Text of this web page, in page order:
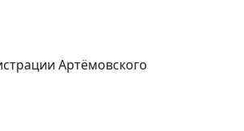
Артёмовского